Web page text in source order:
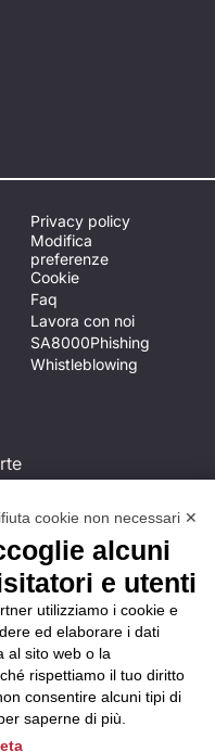
è
.
Privacy policy
Modifica
preferenze
Cookie
Faq
Lavora con noi
SA8000Phishing
Whistleblowing
cookie non necessari ✕
alcuni
e utenti
utilizziamo i cookie e
ed elaborare i dati
al sito web o la
rispettiamo il tuo diritto
consentire alcuni tipi di
saperne di più.